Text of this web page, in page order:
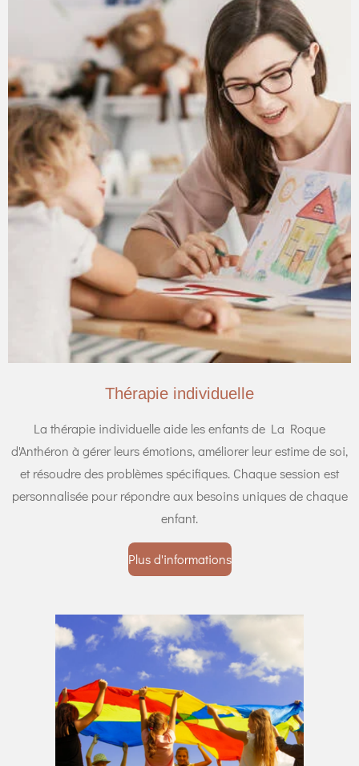
Thérapie individuelle
La thérapie individuelle aide les enfants de La Roque
d'Anthéron à gérer leurs émotions, améliorer leur estime de soi,
et résoudre des problèmes spécifiques. Chaque session est
personnalisée pour répondre aux besoins uniques de chaque
enfant.
Plus d'informations